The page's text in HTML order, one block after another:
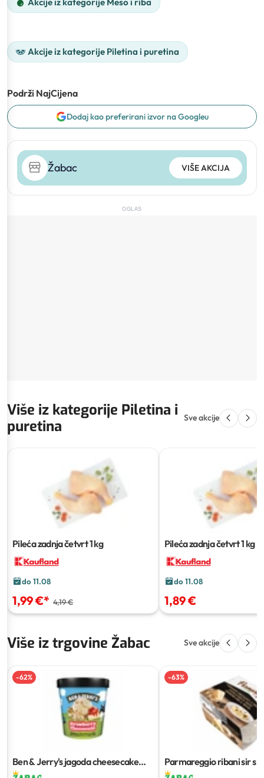
Akcije iz kategorije Piletina i puretina
Podrži NajCijena
Dodaj kao preferirani izvor na Googleu
Žabac VIŠE AKCIJA
OGLAS
Više iz kategorije Piletina i
puretina
Sve akcije
Pileća zadnja četvrt1 kg
do 11.08
1,99 €* 4,19 €
Pileća zadnja četvrt1 kg
do 11.08
1,89 €
Više iz trgovine Žabac Sve akcije
-62%
Ben & Jerry's jagoda cheesecake
465 ml
-63%
Parmareggio ribani sir s
80 g